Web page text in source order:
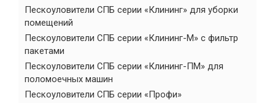
Пескоуловители СПБ серии «Клининг» для уборки
помещений
Пескоуловители СПБ серии «Клининг-М» с фильтр
пакетами
Пескоуловители СПБ серии «Клининг-ПМ» для
поломоечных машин
Пескоуловители СПБ серии «Профи»